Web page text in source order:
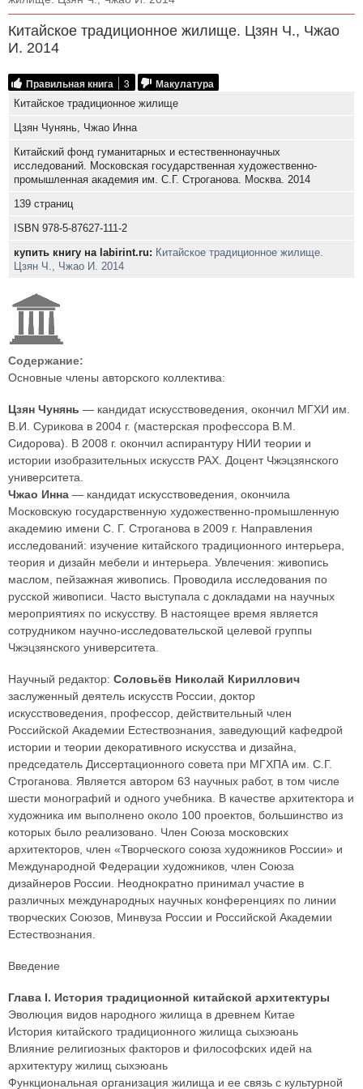
Китайское традиционное жилище. Цзян Ч., Чжао
И. 2014
Правильная книга 3 Макулатура
Китайское традиционное жилище
Цзян Чунянь, Чжао Инна
Китайский фонд гуманитарных и естественнонаучных
исследований. Московская государственная художественно-
промышленная академия им. С.Г. Строганова. Москва. 2014
139 страниц
ISBN 978-5-87627-111-2
купить книгу на labirint.ru: Китайское традиционное жилище.
Цзян Ч., Чжао И. 2014
Содержание:
Основные члены авторского коллектива:
Цзян Чунянь — кандидат искусствоведения, окончил МГХИ им.
В.И. Сурикова в 2004 г. (мастерская профессора В.М.
Сидорова). В 2008 г. окончил аспирантуру НИИ теории и
истории изобразительных искусств РАХ. Доцент Чжэцзянского
университета.
Чжао Инна — кандидат искусствоведения, окончила
Московскую государственную художественно-промышленную
академию имени С. Г. Строганова в 2009 г. Направления
исследований: изучение китайского традиционного интерьера,
теория и дизайн мебели и интерьера. Увлечения: живопись
маслом, пейзажная живопись. Проводила исследования по
русской живописи. Часто выступала с докладами на научных
мероприятиях по искусству. В настоящее время является
сотрудником научно-исследовательской целевой группы
Чжэцзянского университета.
Научный редактор: Соловьёв Николай Кириллович
заслуженный деятель искусств России, доктор
искусствоведения, профессор, действительный член
Российской Академии Естествознания, заведующий кафедрой
истории и теории декоративного искусства и дизайна,
председатель Диссертационного совета при МГХПА им. С.Г.
Строганова. Является автором 63 научных работ, в том числе
шести монографий и одного учебника. В качестве архитектора и
художника им выполнено около 100 проектов, большинство из
которых было реализовано. Член Союза московских
архитекторов, член «Творческого союза художников России» и
Международной Федерации художников, член Союза
дизайнеров России. Неоднократно принимал участие в
различных международных научных конференциях по линии
творческих Союзов, Минвуза России и Российской Академии
Естествознания.
Введение
Глава I. История традиционной китайской архитектуры
Эволюция видов народного жилища в древнем Китае
История китайского традиционного жилища сыхэюань
Влияние религиозных факторов и философских идей на
архитектуру жилищ сыхэюань
Функциональная организация жилища и ее связь с культурной